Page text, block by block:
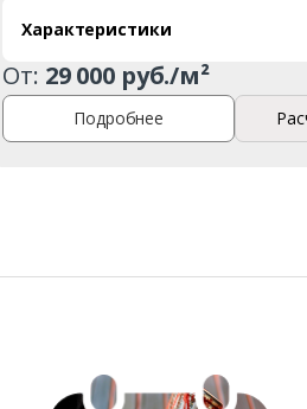
Заказать
Характеристики
От: 29 000 руб./м²
Подробнее